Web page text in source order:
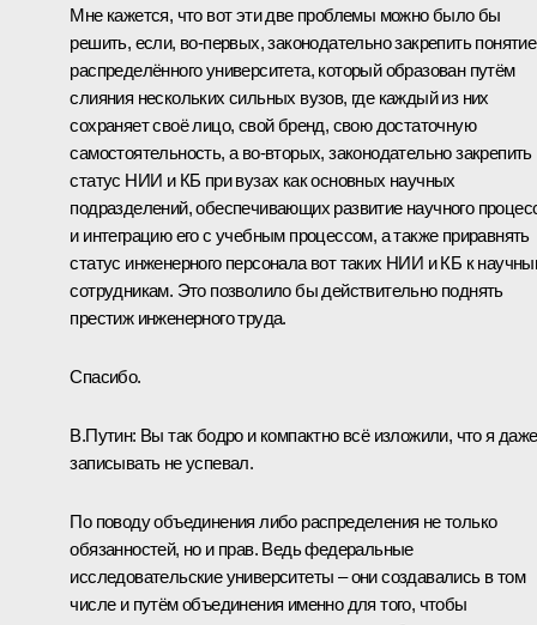
Мне кажется, что вот эти две проблемы можно было бы
решить, если, во‑первых, законодательно закрепить понятие
распределённого университета, который образован путём
слияния нескольких сильных вузов, где каждый из них
сохраняет своё лицо, свой бренд, свою достаточную
самостоятельность, а во‑вторых, законодательно закрепить
статус НИИ и КБ при вузах как основных научных
подразделений, обеспечивающих развитие научного
и интеграцию его с учебным процессом, а также приравнять
статус инженерного персонала вот таких НИИ и КБ к
сотрудникам. Это позволило бы действительно поднять
престиж инженерного труда.
Спасибо.
В.Путин: Вы так бодро и компактно всё изложили, что я даже
записывать не успевал.
По поводу объединения либо распределения не только
обязанностей, но и прав. Ведь федеральные
исследовательские университеты – они создавались в том
числе и путём объединения именно для того, чтобы